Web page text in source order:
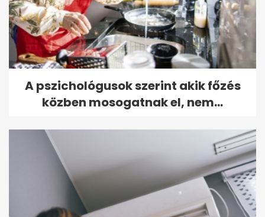
A pszichológusok szerint akik főzés
közben mosogatnak el, nem...